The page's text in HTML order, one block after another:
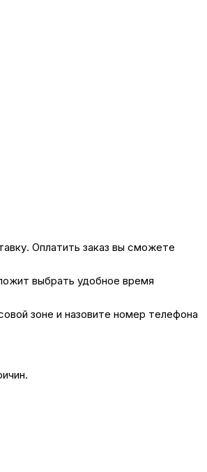
Оплатить заказ вы сможете
выбрать удобное время
зоне и назовите номер телефона